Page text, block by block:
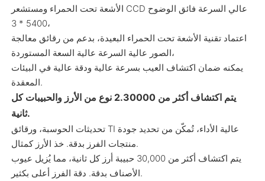
الأشعة تحت الحمراء ومستشعر CCD عالي السرعة فائق الوضوح
5400 * 3،
اعتماد تقنية الأشعة تحت الحمراء البعيدة، بدعم من رقائق معالجة
الصور عالية السرعة عالية السعة المستوردة،
يمكنه ضمان اكتشاف العيب بسرعة عالية ودقة عالية في البيئات
المعقدة.
يتم اكتشاف أكثر من 2.30000 نوع من الأرز والحبيبات كل
ثانية.
تحديثات الحوسبة، ورقائق TI عالية الأداء، تُمكّن من تحديد جودة
منتجات الفرز بدقة. خذ الأرز كمثال.
يتم اكتشاف أكثر من 30,000 حبيبة أرز كل ثانية، مما يُزيل عيوب
الأصناف بدقة. دقة الفرز أعلى بكثير.